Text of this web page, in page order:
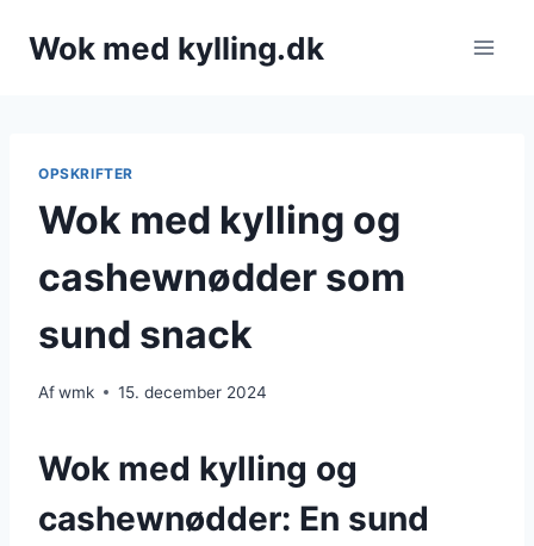
Wok med kylling.dk
OPSKRIFTER
Wok med kylling og
cashewnødder som
sund snack
Afwmk 15. december 2024
Wok med kylling og
cashewnødder: En sund